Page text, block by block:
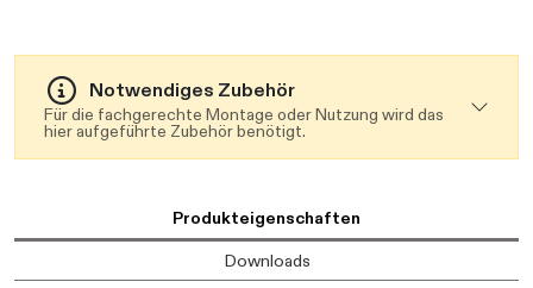
Notwendiges Zubehör
Für die fachgerechte Montage oder Nutzung wird das
hier aufgeführte Zubehör benötigt.
Produkteigenschaften
Downloads